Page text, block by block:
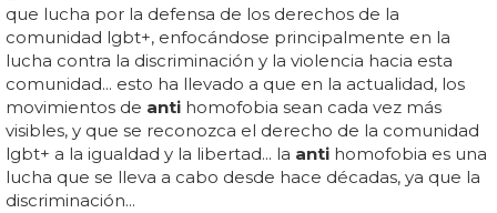
que lucha por la defensa de los derechos de la
comunidad lgbt+, enfocándose principalmente en la
lucha contra la discriminación y la violencia hacia esta
comunidad... esto ha llevado a que en la actualidad, los
movimientos de anti homofobia sean cada vez más
visibles, y que se reconozca el derecho de la comunidad
lgbt+ a la igualdad y la libertad... la anti homofobia es una
lucha que se lleva a cabo desde hace décadas, ya que la
discriminación...